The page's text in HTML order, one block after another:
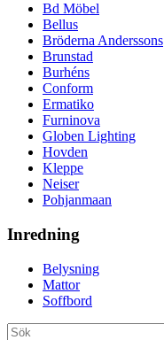
Bd Möbel
Bellus
Bröderna Anderssons
Brunstad
Burhéns
Conform
Ermatiko
Furninova
Globen Lighting
Hovden
Kleppe
Neiser
Pohjanmaan
Inredning
Belysning
Mattor
Soffbord